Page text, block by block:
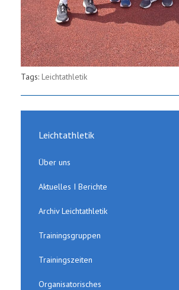
Tags: Leichtathletik
Leichtathletik
Über uns
Aktuelles I Berichte
Archiv Leichtathletik
Trainingsgruppen
Trainingszeiten
Organisatorisches